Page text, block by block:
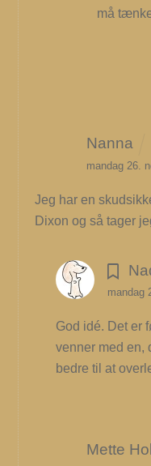
må
Nanna
mandag 26.
Jeg har en
Dixon og så tager
mandag
God idé. Det er
venner med en,
bedre til at
Mette